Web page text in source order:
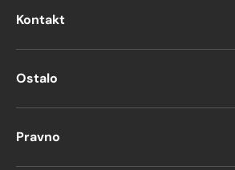
Kontakt
Ostalo
Pravno